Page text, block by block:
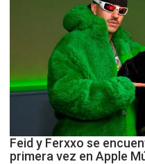
Feid y Ferxxo se
primera vez en Apple